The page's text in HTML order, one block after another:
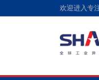
欢迎进入专